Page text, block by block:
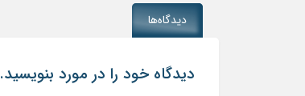
دیدگاه‌ها
دیدگاه خود را در مورد بنویسید.